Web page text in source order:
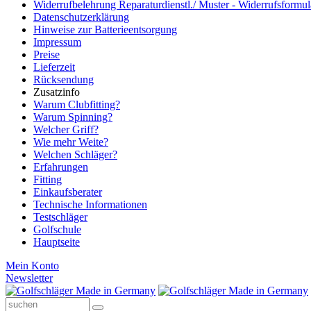
Widerrufbelehrung Reparaturdienstl./ Muster -
Datenschutzerklärung
Hinweise zur Batterieentsorgung
Impressum
Preise
Lieferzeit
Rücksendung
Zusatzinfo
Warum Clubfitting?
Warum Spinning?
Welcher Griff?
Wie mehr Weite?
Welchen Schläger?
Erfahrungen
Fitting
Einkaufsberater
Technische Informationen
Testschläger
Golfschule
Hauptseite
Mein Konto
Newsletter